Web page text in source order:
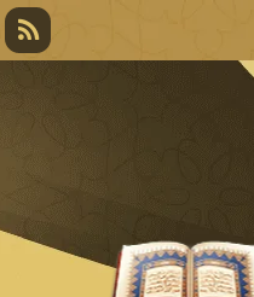
قال تعالى
المغفرة لأنها أغلى جائزة، وهي